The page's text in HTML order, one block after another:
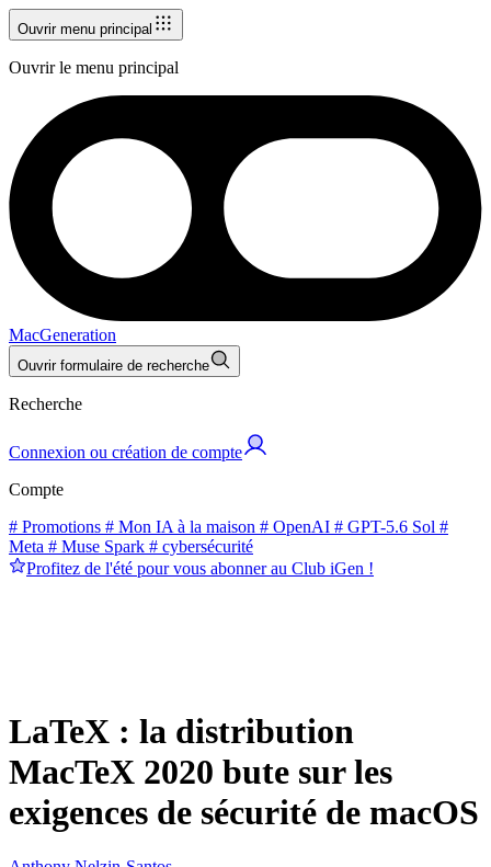
Ouvrir menu principal
Ouvrir le menu principal
MacGeneration
Ouvrir formulaire de recherche
Recherche
Connexion ou création de compte
Compte
# Promotions # Mon IA à la maison # OpenAI # GPT-5.6 Sol #
Meta # Muse Spark # cybersécurité
Profitez de l'été pour vous abonner au Club iGen !
LaTeX : la distribution
MacTeX 2020 bute sur les
exigences de sécurité de macOS